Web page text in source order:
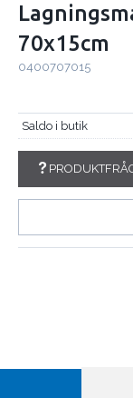
70x15cm
0400707015
Saldo i butik